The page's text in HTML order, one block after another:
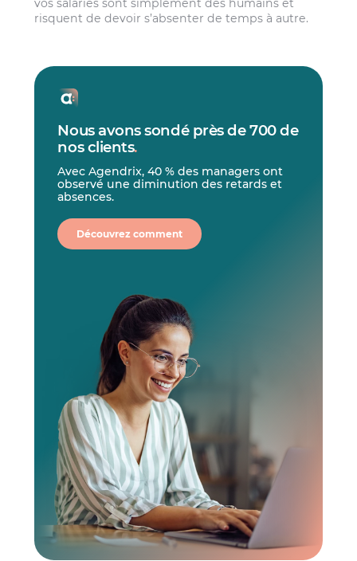
vos salariés sont simplement des humains et
risquent de devoir s’absenter de temps à autre.
Nous avons sondé près de 700 de
nos clients.
Avec Agendrix, 40 % des managers ont
observé une diminution des retards et
absences.
Découvrez comment